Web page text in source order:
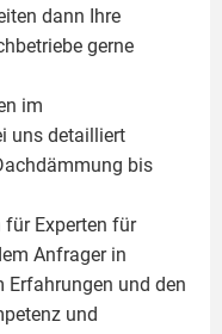
dann Ihre
gerne
im
uns detailliert
bis
für Experten für
Anfrager in
Erfahrungen und den
und